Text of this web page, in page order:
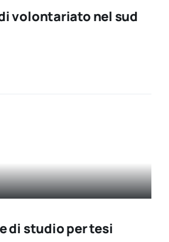
volontariato nel sud
di studio per tesi